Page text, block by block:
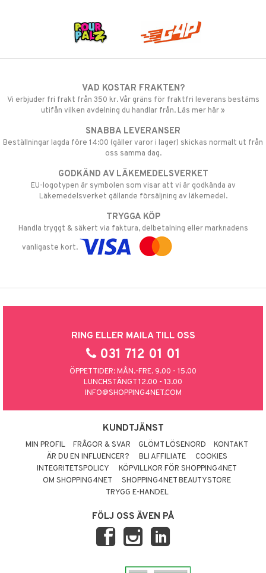
VAD KOSTAR FRAKTEN?
Vi erbjuder fri frakt från 350 kr. Vår gräns för fraktfri leverans bestäms
utifån vilken avdelning du handlar från. Läs mer här »
SNABBA LEVERANSER
Beställningar lagda före 14:00 (gäller varor i lager) skickas normalt ut från
oss samma dag.
GODKÄND AV LÄKEMEDELSVERKET
EU-logotypen är symbolen som visar att vi är godkända av
Läkemedelsverket gällande försäljning av läkemedel.
TRYGGA KÖP
Handla tryggt & säkert via faktura, delbetalning eller marknadens
vanligaste kort.
RING ELLER MAILA TILL OSS
031 712 01 01
ÖPPETTIDER: MÅN.-FRE. 9.00 - 15.00
LUNCHSTÄNGT 12.00 - 13.00
INFO@SHOPPING4NET.COM
KUNDTJÄNST
MIN PROFIL FRÅGOR & SVAR GLÖMT LÖSENORD
KONTAKT
ÄR DU EN INFLUENCER?
BLI AFFILIATE
COOKIES
INTEGRITETSPOLICY
KÖPVILLKOR FÖR SHOPPING4NET
OM SHOPPING4NET
SHOPPING4NET BEAUTYSTORE
TRYGG E-HANDEL
FÖLJ OSS ÄVEN PÅ